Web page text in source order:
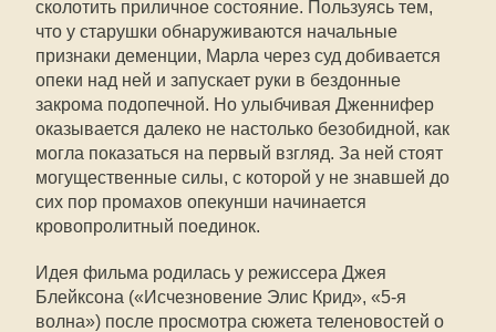
сколотить приличное состояние. Пользуясь тем,
что у старушки обнаруживаются начальные
признаки деменции, Марла через суд добивается
опеки над ней и запускает руки в бездонные
закрома подопечной. Но улыбчивая Дженнифер
оказывается далеко не настолько безобидной, как
могла показаться на первый взгляд. За ней стоят
могущественные силы, с которой у не знавшей до
сих пор промахов опекунши начинается
кровопролитный поединок.
Идея фильма родилась у режиссера Джея
Блейксона («Исчезновение Элис Крид», «5-я
волна») после просмотра сюжета теленовостей о